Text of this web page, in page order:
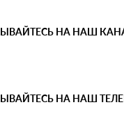
НА НАШ
НА НАШ